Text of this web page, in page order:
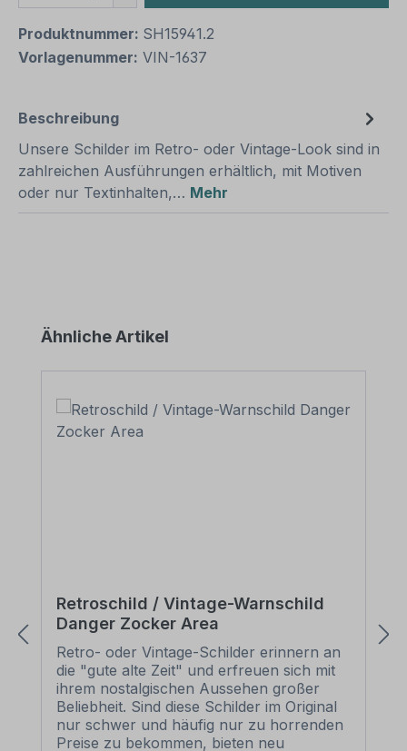
Produktnummer: SH15941.2
Vorlagenummer: VIN-1637
Beschreibung
Unsere Schilder im Retro- oder Vintage-Look sind in
zahlreichen Ausführungen erhältlich, mit Motiven
oder nur Textinhalten,… Mehr
Produktgalerie überspringen
Ähnliche Artikel
Retroschild / Vintage-Warnschild
Danger Zocker Area
Retro- oder Vintage-Schilder erinnern an
die "gute alte Zeit" und erfreuen sich mit
ihrem nostalgischen Aussehen großer
Beliebheit. Sind diese Schilder im Original
nur schwer und häufig nur zu horrenden
Preise zu bekommen, bieten neu